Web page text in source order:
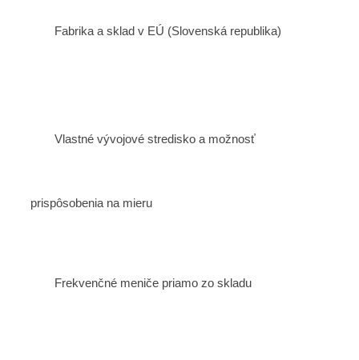
Fabrika a sklad v EÚ (Slovenská republika)
Vlastné vývojové stredisko a možnosť
prispôsobenia na mieru
Frekvenčné meniče priamo zo skladu